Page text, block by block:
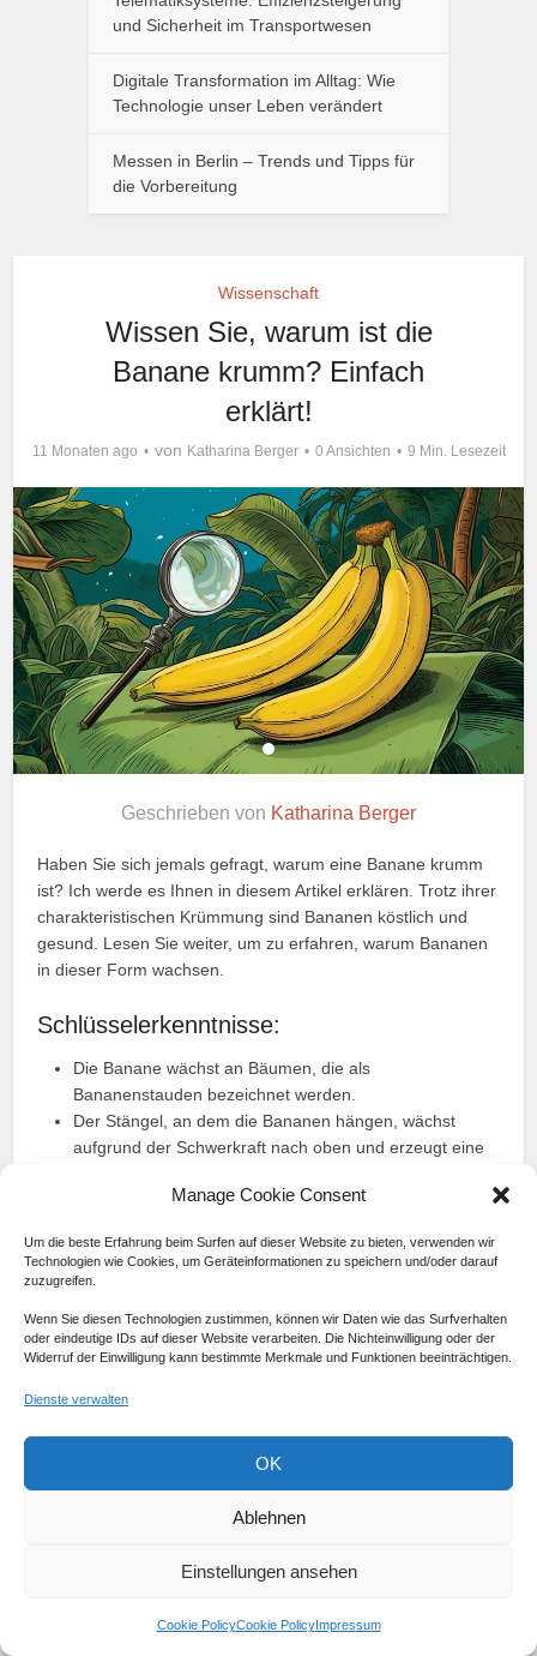
Manage Cookie Consent
Um die beste Erfahrung beim Surfen auf dieser Website zu bieten, verwenden wir
Technologien wie Cookies, um Geräteinformationen zu speichern und/oder darauf
zuzugreifen.
Wenn Sie diesen Technologien zustimmen, können wir Daten wie das Surfverhalten
oder eindeutige IDs auf dieser Website verarbeiten. Die Nichteinwilligung oder der
Widerruf der Einwilligung kann bestimmte Merkmale und Funktionen beeinträchtigen.
Dienste verwalten
OK
Ablehnen
Einstellungen ansehen
Cookie PolicyCookie PolicyImpressum
und Sicherheit im Transportwesen
Digitale Transformation im Alltag: Wie
Technologie unser Leben verändert
Messen in Berlin – Trends und Tipps für
die Vorbereitung
Wissenschaft
Wissen Sie, warum ist die
Banane krumm? Einfach
erklärt!
11 Monaten ago von Katharina Berger 0 Ansichten 9 Min. Lesezeit
Geschrieben von Katharina Berger
Haben Sie sich jemals gefragt, warum eine Banane krumm
ist? Ich werde es Ihnen in diesem Artikel erklären. Trotz ihrer
charakteristischen Krümmung sind Bananen köstlich und
gesund. Lesen Sie weiter, um zu erfahren, warum Bananen
in dieser Form wachsen.
Schlüsselerkenntnisse:
Die Banane wächst an Bäumen, die als
Bananenstauden bezeichnet werden.
Der Stängel, an dem die Bananen hängen, wächst
aufgrund der Schwerkraft nach oben und erzeugt eine
Aufgrund der Elastizität der Banane biegt sie sich im
Zugkraft zu stemmen.
Die natürliche Krümmung der Banane hat viele Vorteile,
empfindlichen Spitze der Banane vor Beschädigungen.
Die Sonne spielt eine entscheidende Rolle bei der
der Sonne ausgerichtet ist.
Es gibt verschiedene Sorten von Bananen, und nicht
alle haben die gleiche Krümmung.
Krumme Bananen sind genauso reif und genießbar wie
Zukunft bestehen bleiben.